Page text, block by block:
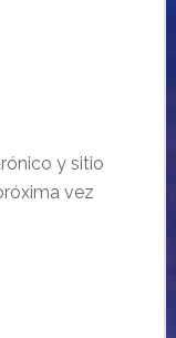
y sitio
vez